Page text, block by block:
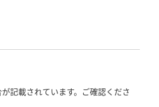
記載されています。ご確認くださ